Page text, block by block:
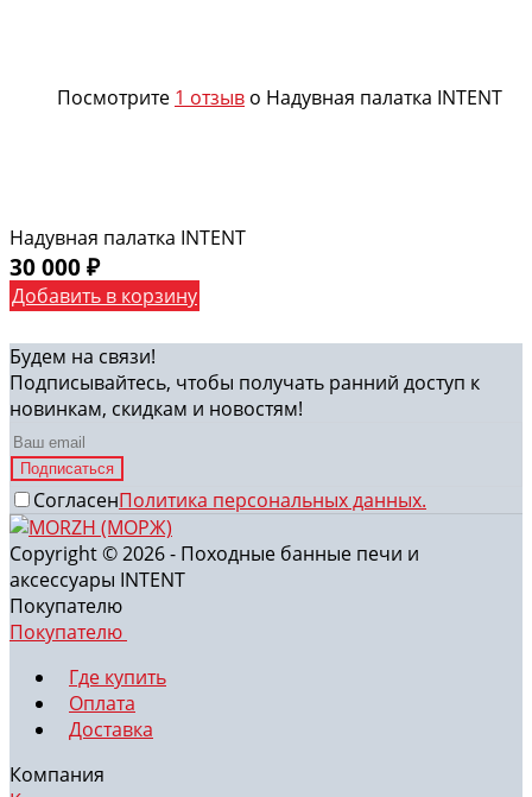
Посмотрите 1 отзыв о Надувная палатка INTENT
Надувная палатка INTENT
30 000₽
Добавить в корзину
Будем на связи!
Подписывайтесь, чтобы получать ранний доступ к
новинкам, скидкам и новостям!
Подписаться
СогласенПолитика персональных данных.
Copyright © 2026 - Походные банные печи и
аксессуары INTENT
Покупателю
Покупателю
Где купить
Оплата
Доставка
Компания